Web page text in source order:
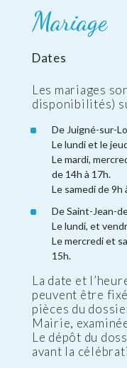
Mariage
Dates
Les mariages
disponibilités)
De Juigné-sur-
Le lundi et le
Le mardi,
de 14h à 17h.
Le samedi de 9h
De Saint-Jean-
Le lundi, et
Le mercredi et
15h.
La date et
peuvent être
pièces du
Mairie,
Le dépôt du
avant la